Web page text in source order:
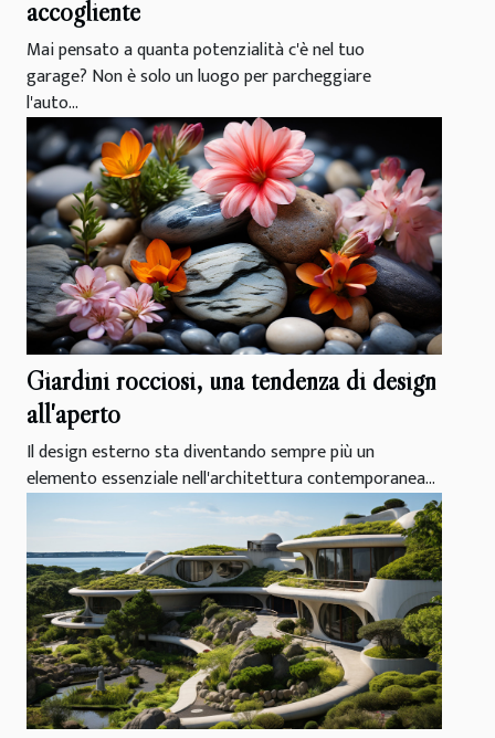
Giardini rocciosi, una tendenza di design
all'aperto
Il design esterno sta diventando sempre più un
elemento essenziale nell'architettura contemporanea...
accogliente
Mai pensato a quanta potenzialità c'è nel tuo
garage? Non è solo un luogo per parcheggiare
l'auto...